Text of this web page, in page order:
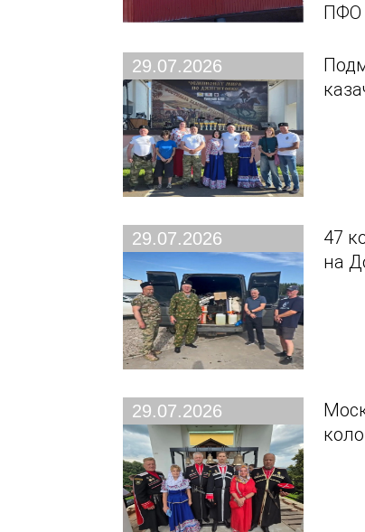
ПФО
29.07.2026
29.07.2026
47
на
29.07.2026